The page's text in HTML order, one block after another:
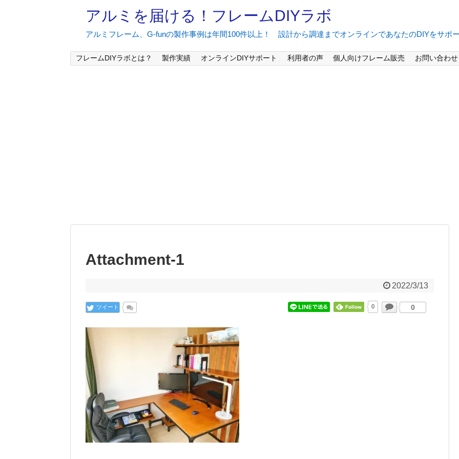
アルミを届ける！フレームDIYラボ
アルミフレーム、G-funの製作事例は年間100件以上！ 設計から調達までオンラインであなたのDIYをサポ
フレームDIYラボとは？ 製作実績 オンラインDIYサポート 利用者の声 個人向けフレーム販売 お問い合わせ
Attachment-1
2022/3/13
ツイート 0 0